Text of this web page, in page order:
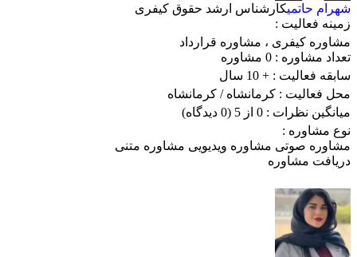
شهرام حاتمیکارشناس ارشد حقوق کیفری
زمینه فعالیت :
مشاوره کیفری ، مشاوره قرارداد
تعداد مشاوره : 0 مشاوره
سابقه فعالیت : + 10 سال
محل فعالیت : کرمانشاه/ کرمانشاه
میانگین نظرات : 0 از 5
(0 دیدگاه)
نوع مشاوره :
مشاوره صوتی مشاوره ویدیویی مشاوره متنی
دریافت مشاوره